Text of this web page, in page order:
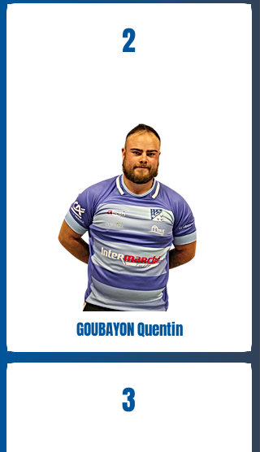
2
GOUBAYON Quentin
3